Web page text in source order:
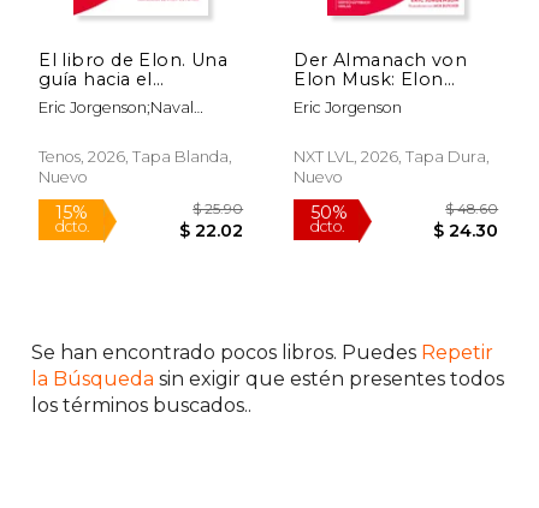
6%
$ 157.76
50%
El libro de Elon. Una
guía hacia el
propósito y el éxito
Eric Jorgenson;Naval
Butcher;Laura Solé Sala
Tenos, 2026, Tapa Blanda,
Nuevo
Der Almanach von
Elon Musk: Elon
Musks visionre
Denkweisen,
Erfolgsstrategien in
seinen eigenen
von Tesla und SpaceX
ungeschminkt,
Eric Jorgenson
NXT LVL, 2026, Tapa Dura,
Nuevo
Se han encontrado pocos libros. Puedes Repetir
la Búsqueda sin exigir que estén presentes todos
los términos buscados..